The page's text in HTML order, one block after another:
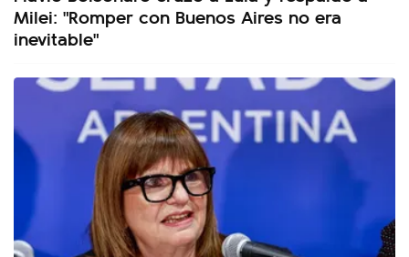
Milei: "Romper con Buenos Aires no era
inevitable"